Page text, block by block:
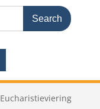
Eucharistieviering